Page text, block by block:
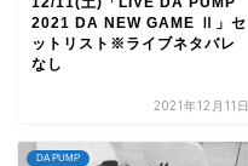
2021 DA NEW GAME Ⅱ」セ
ットリスト※ライブネタバレ
なし
2021年12月11日
DA PUMP